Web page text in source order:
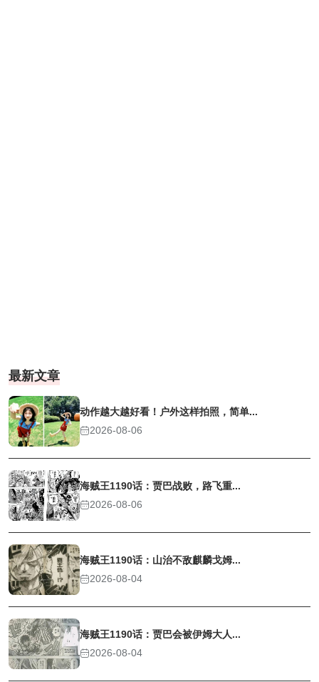
最新文章
动作越大越好看！户外这样拍照，简单...
2026-08-06
海贼王1190话：贾巴战败，路飞重...
2026-08-06
海贼王1190话：山治不敌麒麟戈姆...
2026-08-04
海贼王1190话：贾巴会被伊姆大人...
2026-08-04